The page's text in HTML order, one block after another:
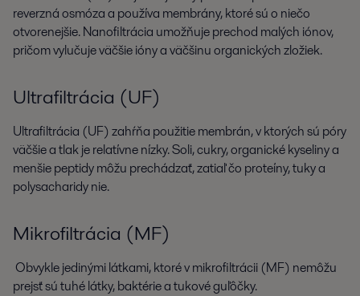
reverzná osmóza a používa membrány, ktoré sú o niečo
otvorenejšie. Nanofiltrácia umožňuje prechod malých iónov,
pričom vylučuje väčšie ióny a väčšinu organických zložiek.
Ultrafiltrácia (UF)
Ultrafiltrácia (UF) zahŕňa použitie membrán, v ktorých sú póry
väčšie a tlak je relatívne nízky. Soli, cukry, organické kyseliny a
menšie peptidy môžu prechádzať, zatiaľ čo proteíny, tuky a
polysacharidy nie.
Mikrofiltrácia (MF)
Obvykle jedinými látkami, ktoré v mikrofiltrácii (MF) nemôžu
prejsť sú tuhé látky, baktérie a tukové guľôčky.